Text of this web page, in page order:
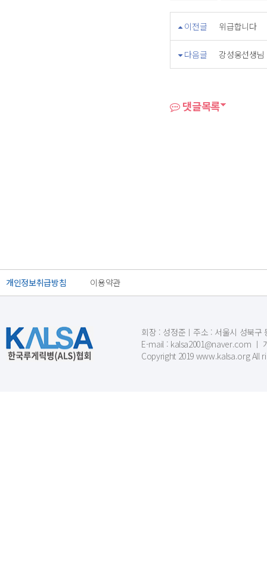
이전글 위급합니다
다음글 강성웅선생님
댓글목록
개인정보취급방침 이용약관
회장 : 성정준ㅣ주소 : 서울시 성북구
E-mail : kalsa2001@naver.com ㅣ
Copyright 2019 www.kalsa.org All